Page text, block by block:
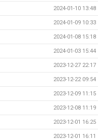
2024-01-10 13:48
2024-01-09 10:33
2024-01-08 15:18
2024-01-03 15:44
2023-12-27 22:17
2023-12-22 09:54
2023-12-09 11:15
2023-12-08 11:19
2023-12-01 16:25
2023-12-01 16:11